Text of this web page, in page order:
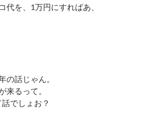
代を、1万円にすればあ、
の話じゃん。
来るって。
でしょお？